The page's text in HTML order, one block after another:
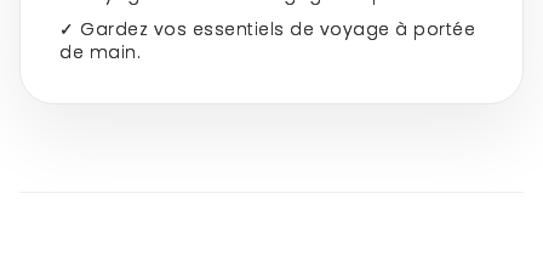
✓ Gardez vos essentiels de voyage à portée
de main.